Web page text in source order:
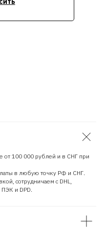
от 100 000 рублей и в СНГ при
в любую точку РФ и СНГ.
сотрудничаем с DHL,
и DPD.